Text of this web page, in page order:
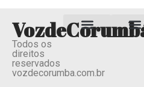
Todos os
direitos
reservados
vozdecorumba.com.br